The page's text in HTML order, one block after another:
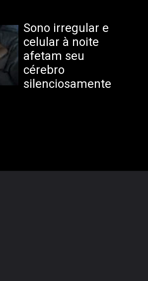
Sono irregular e
celular à noite
afetam seu
cérebro
silenciosamente